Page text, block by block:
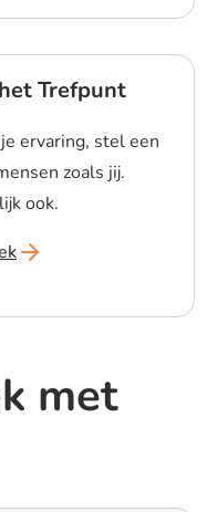
Trefpunt
ervaring, stel een
zoals jij.
ook.
met